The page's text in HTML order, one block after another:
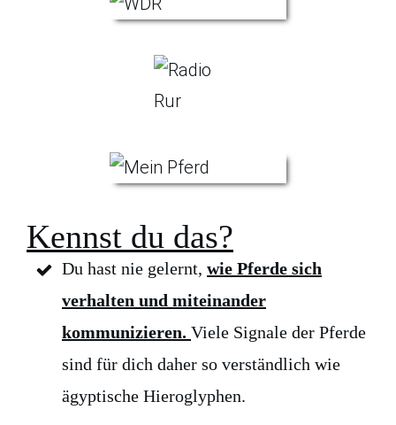
Kennst du das?
Du hast nie gelernt, wie Pferde sich
verhalten und miteinander
kommunizieren. Viele Signale der Pferde
sind für dich daher so verständlich wie
ägyptische Hieroglyphen.